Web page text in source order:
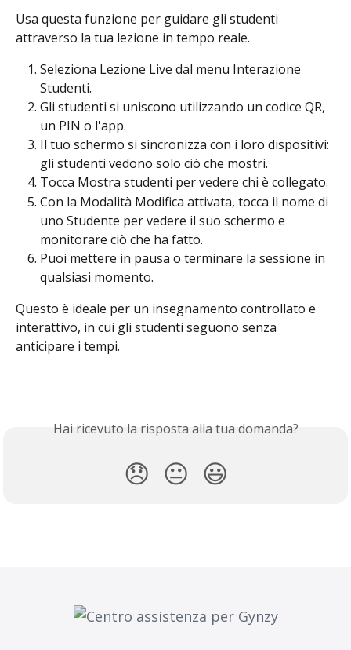
Usa questa funzione per guidare gli studenti
attraverso la tua lezione in tempo reale.
Seleziona Lezione Live dal menu Interazione
Studenti.
Gli studenti si uniscono utilizzando un codice QR,
un PIN o l'app.
Il tuo schermo si sincronizza con i loro dispositivi:
gli studenti vedono solo ciò che mostri.
Tocca Mostra studenti per vedere chi è collegato.
Con la Modalità Modifica attivata, tocca il nome di
uno Studente per vedere il suo schermo e
monitorare ciò che ha fatto.
Puoi mettere in pausa o terminare la sessione in
qualsiasi momento.
Questo è ideale per un insegnamento controllato e
interattivo, in cui gli studenti seguono senza
anticipare i tempi.
Hai ricevuto la risposta alla tua domanda?
😞 😐 😃